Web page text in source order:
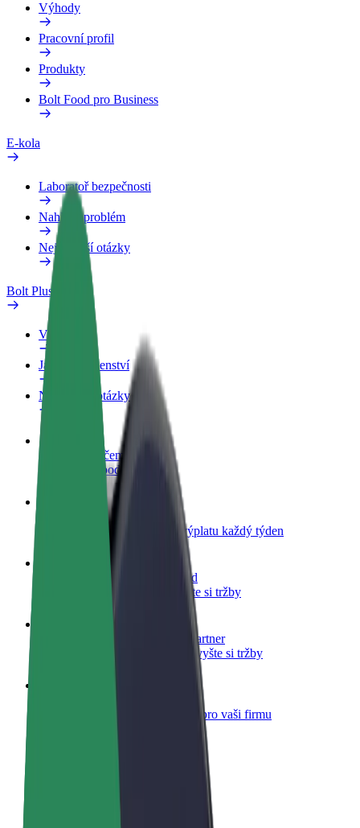
Výhody
Pracovní profil
Produkty
Bolt Food pro Business
E-kola
Laboratoř bezpečnosti
Nahlásit problém
Nejčastější otázky
Bolt Plus
Výhody
Jak získat členství
Nejčastější otázky
Staňte se řidičem
Vydělávejte podle sebe
Staňte se kurýrem
Doručujte jídlo a dostávejte výplatu každý týden
Přidejte restauraci nebo obchod
Oslovte více zákazníků a zvyšte si tržby
Zaregistrujte se jako flotilový partner
Přidejte svou flotilu k Boltu a zvyšte si tržby
Produkty a služby Boltu přesně pro vaši firmu